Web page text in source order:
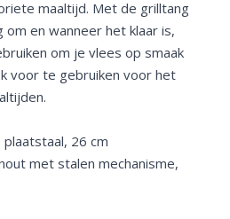
maaltijd. Met de grilltang
en wanneer het klaar is,
om je vlees op smaak
voor te gebruiken voor het
plaatstaal, 26 cm
met stalen mechanisme,